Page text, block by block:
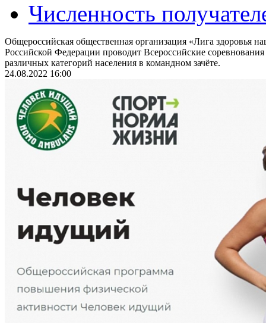
Численность
Общероссийская общественная организация «Лига здоровья
Российской Федерации проводит Всероссийские
различных категорий населения в командном зачёте.
24.08.2022 16:00